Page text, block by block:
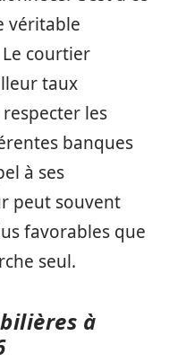
véritable
courtier
taux
les
banques
à ses
peut souvent
favorables que
seul.
à